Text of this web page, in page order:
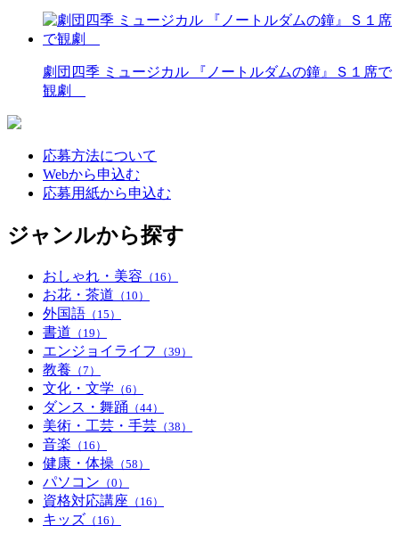
劇団四季 ミュージカル 『ノートルダムの鐘』Ｓ１席で
観劇
応募方法について
Webから申込む
応募用紙から申込む
ジャンルから探す
おしゃれ・美容 （16）
お花・茶道 （10）
外国語 （15）
書道 （19）
エンジョイライフ （39）
教養 （7）
文化・文学 （6）
ダンス・舞踊 （44）
美術・工芸・手芸 （38）
音楽 （16）
健康・体操 （58）
パソコン （0）
資格対応講座 （16）
キッズ （16）